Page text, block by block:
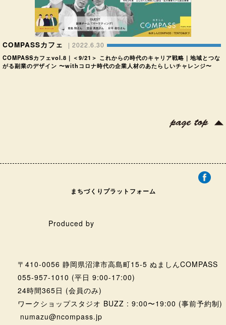
COMPASSカフェ | 2022.6.30
COMPASSカフェvol.8｜＜9/21＞ これからの時代のキャリア戦略｜地域とつな
がる副業のデザイン 〜withコロナ時代の企業人材のあたらしいチャレンジ〜
まちづくりプラットフォーム
Produced by
〒410-0056 静岡県沼津市高島町15-5 ぬましんCOMPASS
055-957-1010 (平日 9:00-17:00)
24時間365日 (会員のみ)
ワークショップスタジオ BUZZ : 9:00〜19:00 (事前予約制)
numazu@ncompass.jp